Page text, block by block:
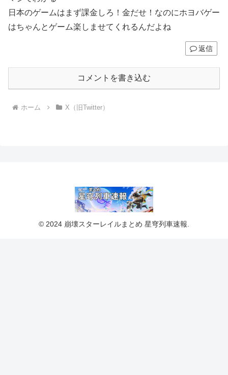
日本のゲームはまず課金しろ！金だせ！なのにホヨバゲー
はちゃんとゲーム楽しませてくれるんだよね
返信
コメントを書き込む
ホーム X（旧Twitter）
© 2024 崩壊スターレイルまとめ 星穹列車速報.